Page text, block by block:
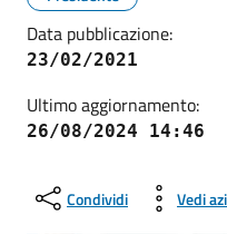
Data pubblicazione:
23/02/2021
Ultimo aggiornamento:
26/08/2024 14:46
Condividi Vedi